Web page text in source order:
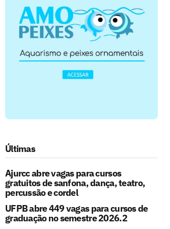
Últimas
Ajurcc abre vagas para cursos
gratuitos de sanfona, dança, teatro,
percussão e cordel
UFPB abre 449 vagas para cursos de
graduação no semestre 2026.2